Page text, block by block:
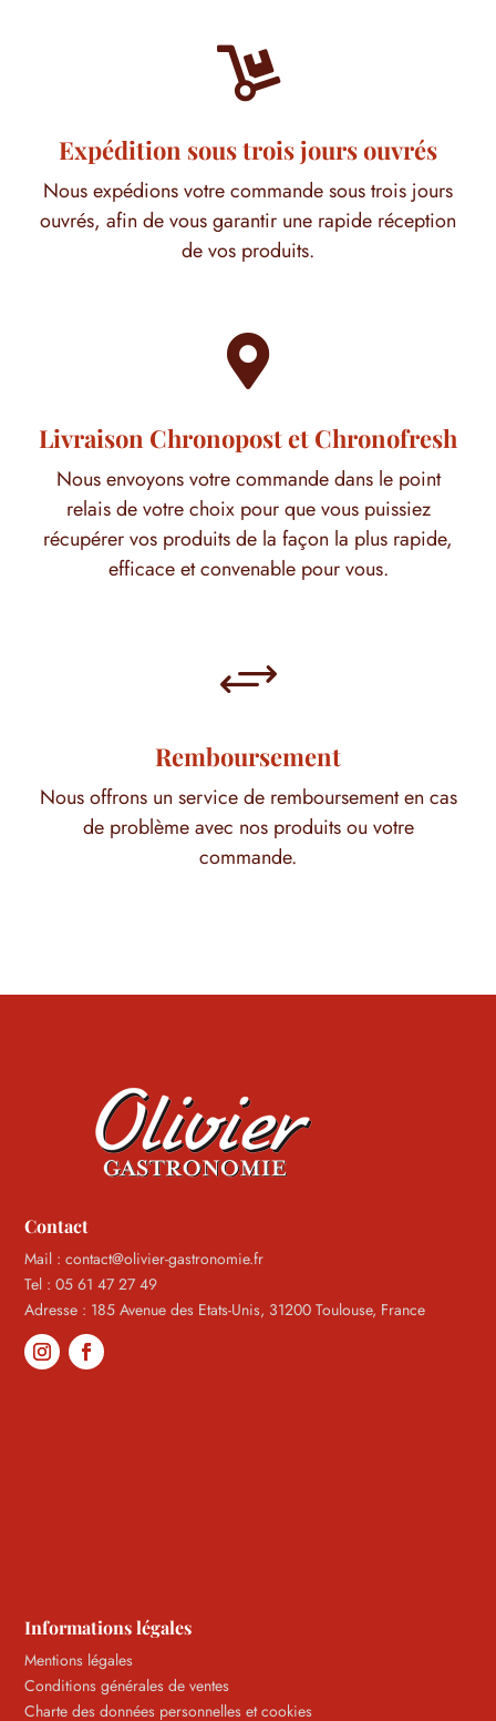

Expédition sous trois jours ouvrés
Nous expédions votre commande sous trois jours
ouvrés, afin de vous garantir une rapide réception
de vos produits.

Livraison Chronopost et Chronofresh
Nous envoyons votre commande dans le point
relais de votre choix pour que vous puissiez
récupérer vos produits de la façon la plus rapide,
efficace et convenable pour vous.
+
Remboursement
Nous offrons un service de remboursement en cas
de problème avec nos produits ou votre
commande.
Contact
Mail : contact@olivier-gastronomie.fr
Tel : 05 61 47 27 49
Adresse : 185 Avenue des Etats-Unis, 31200 Toulouse, France
Informations légales
Mentions légales
Conditions générales de ventes
Charte des données personnelles et cookies